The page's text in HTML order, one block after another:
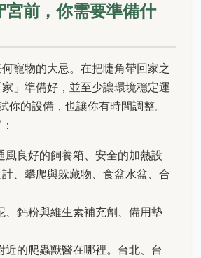
宮前，你需要準備什
寵物的大忌。在把睫角帶回家之
」準備好，並至少讓環境穩定運
你的設備，也讓你有時間調整。
風良好的飼養箱、安全的加熱設
、攀爬與躲藏物、食盆水盆、合
、鈣粉與維生素補充劑、備用墊
近的爬蟲獸醫在哪裡。台北、台